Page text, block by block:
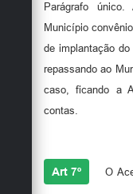
Parágrafo
Município
de implantação
repassando ao
caso, ficando a
contas.
Art 7º O